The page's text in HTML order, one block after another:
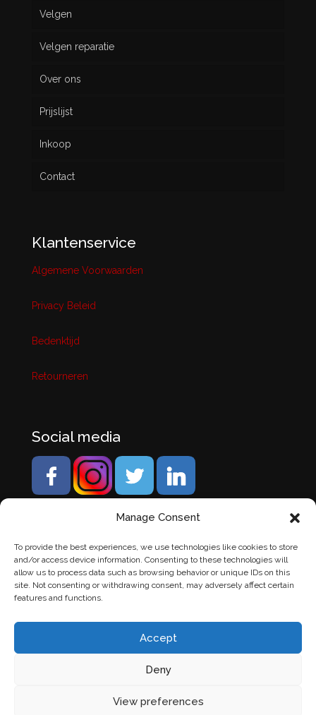
Manage Consent
To provide the best experiences, we use technologies like cookies to store
and/or access device information. Consenting to these technologies will
allow us to process data such as browsing behavior or unique IDs on this
site. Not consenting or withdrawing consent, may adversely affect certain
features and functions.
Accept
Deny
View preferences
Nieuw
Gebruikt
Velgen
Velgen reparatie
Over ons
Prijslijst
Inkoop
Contact
Klantenservice
Algemene Voorwaarden
Privacy Beleid
Bedenktijd
Retourneren
Social media
laten makendoor Chuck's